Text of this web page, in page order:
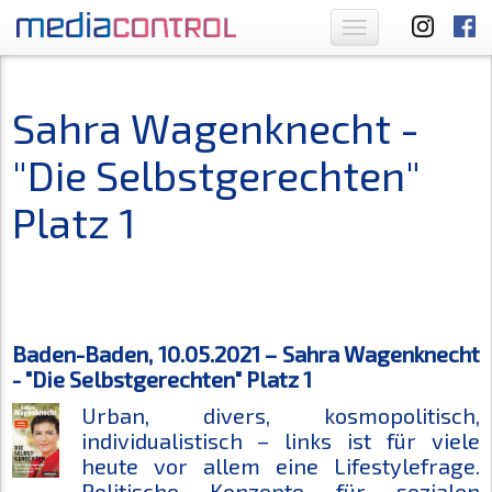
Toggle
navigation
Sahra Wagenknecht -
"Die Selbstgerechten"
Platz 1
Baden-Baden, 10.05.2021 – Sahra Wagenknecht
- "Die Selbstgerechten" Platz 1
Urban, divers, kosmopolitisch,
individualistisch – links ist für viele
heute vor allem eine Lifestylefrage.